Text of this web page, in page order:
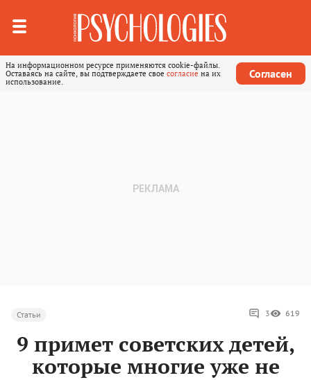
На информационном ресурсе применяются cookie-файлы.
Оставаясь на сайте, вы подтверждаете свое согласие на их
использование.
Согласен
Статьи 3 619
9 примет советских детей,
которые многие уже не